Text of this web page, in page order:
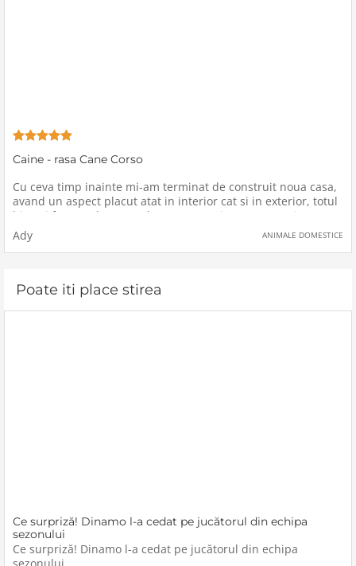
Caine - rasa Cane Corso
Cu ceva timp inainte mi-am terminat de construit noua casa,
avand un aspect placut atat in interior cat si in exterior, totul
bine si frumos, bucuros de a ma muta in noua casa, insa
parca ceva lipsea, un caine pentru curte, care sa tina la
distanta
Ady ANIMALE DOMESTICE
Poate iti place stirea
Ce surpriză! Dinamo l-a cedat pe jucătorul din echipa
sezonului
Ce surpriză! Dinamo l-a cedat pe jucătorul din echipa
sezonului